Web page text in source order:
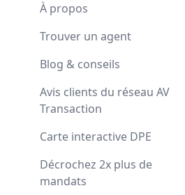
À propos
Trouver un agent
Blog & conseils
Avis clients du réseau AV
Transaction
Carte interactive DPE
Décrochez 2x plus de
mandats